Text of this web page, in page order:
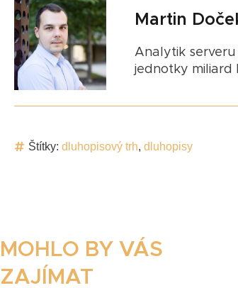
Martin
Analytik serveru
jednotky miliard
Štítky: dluhopisový trh, dluhopisy
MOHLO BY VÁS
ZAJÍMAT